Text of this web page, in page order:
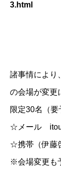
3.html
諸事情により
の会場が変更
限定30名（要
☆メール
☆携帯（伊藤
※会場変更も